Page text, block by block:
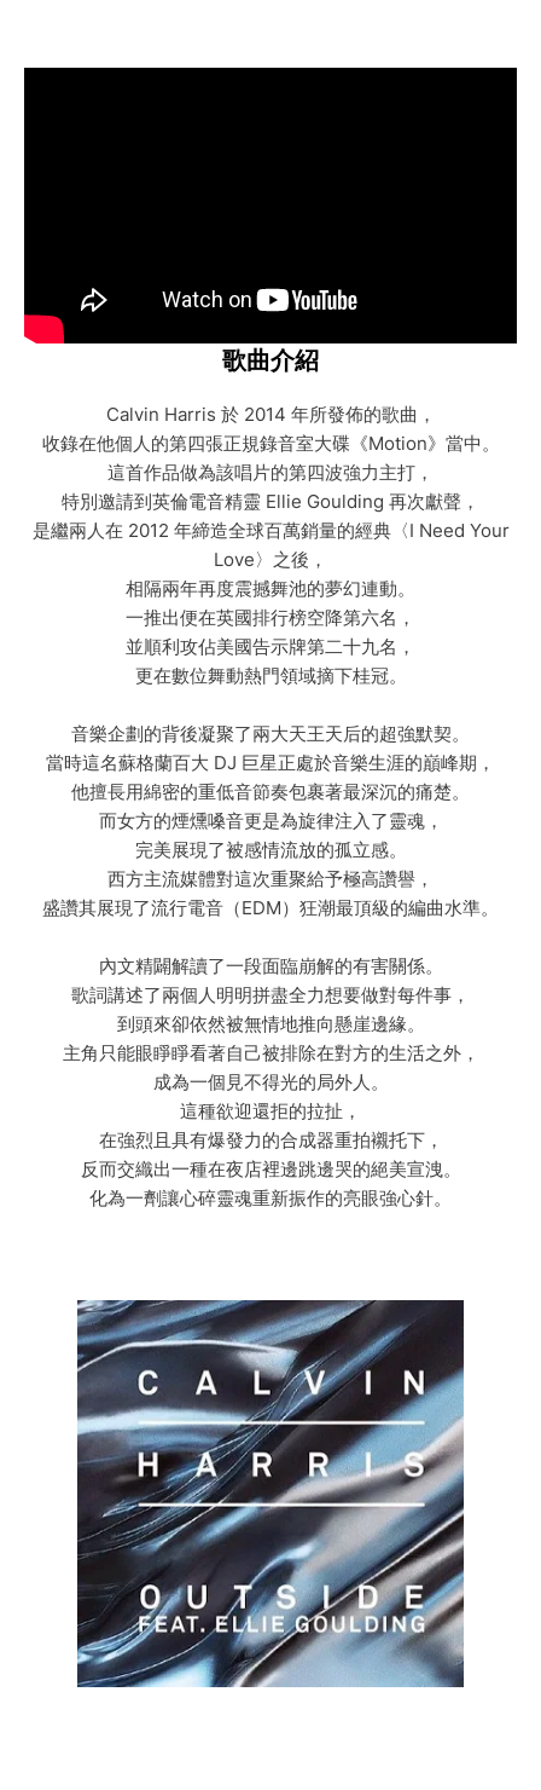
歌曲介紹
Calvin Harris 於 2014 年所發佈的歌曲，
收錄在他個人的第四張正規錄音室大碟《Motion》當中。
這首作品做為該唱片的第四波強力主打，
特別邀請到英倫電音精靈 Ellie Goulding 再次獻聲，
是繼兩人在 2012 年締造全球百萬銷量的經典〈I Need Your
Love〉之後，
相隔兩年再度震撼舞池的夢幻連動。
一推出便在英國排行榜空降第六名，
並順利攻佔美國告示牌第二十九名，
更在數位舞動熱門領域摘下桂冠。
音樂企劃的背後凝聚了兩大天王天后的超強默契。
當時這名蘇格蘭百大 DJ 巨星正處於音樂生涯的巔峰期，
他擅長用綿密的重低音節奏包裹著最深沉的痛楚。
而女方的煙燻嗓音更是為旋律注入了靈魂，
完美展現了被感情流放的孤立感。
西方主流媒體對這次重聚給予極高讚譽，
盛讚其展現了流行電音（EDM）狂潮最頂級的編曲水準。
內文精闢解讀了一段面臨崩解的有害關係。
歌詞講述了兩個人明明拼盡全力想要做對每件事，
到頭來卻依然被無情地推向懸崖邊緣。
主角只能眼睜睜看著自己被排除在對方的生活之外，
成為一個見不得光的局外人。
這種欲迎還拒的拉扯，
在強烈且具有爆發力的合成器重拍襯托下，
反而交織出一種在夜店裡邊跳邊哭的絕美宣洩。
化為一劑讓心碎靈魂重新振作的亮眼強心針。